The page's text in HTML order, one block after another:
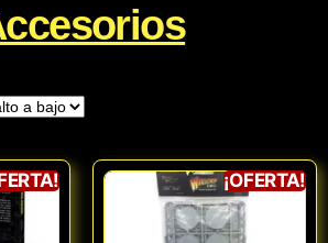
¡OFERTA!